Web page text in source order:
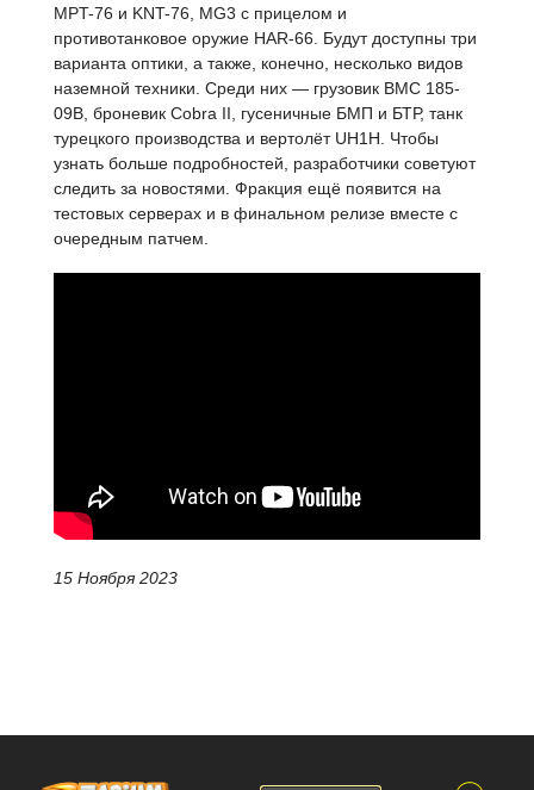
MPT-76 и KNT-76, MG3 с прицелом и
противотанковое оружие HAR-66. Будут доступны три
варианта оптики, а также, конечно, несколько видов
наземной техники. Среди них — грузовик BMC 185-
09B, броневик Cobra II, гусеничные БМП и БТР, танк
турецкого производства и вертолёт UH1H. Чтобы
узнать больше подробностей, разработчики советуют
следить за новостями. Фракция ещё появится на
тестовых серверах и в финальном релизе вместе с
очередным патчем.
15 Ноября 2023